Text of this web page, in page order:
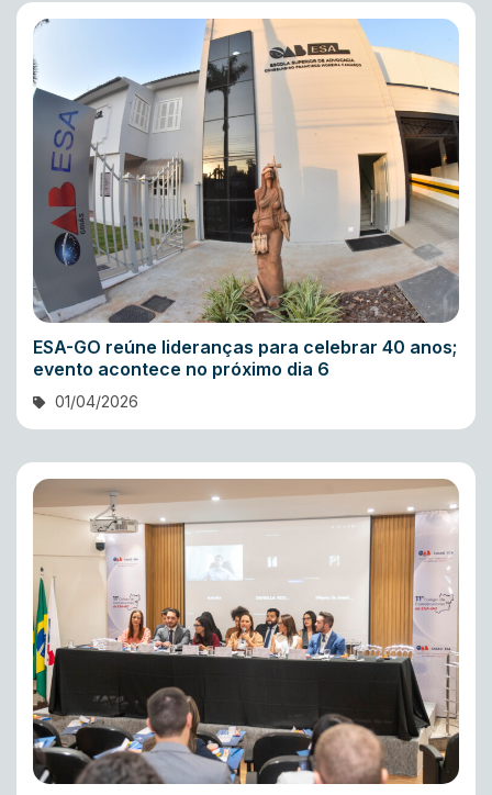
ESA-GO reúne lideranças para celebrar 40 anos;
evento acontece no próximo dia 6
01/04/2026